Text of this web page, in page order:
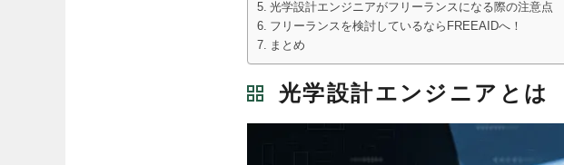
光学設計エンジニアがフリーランスになる際の注意点
フリーランスを検討しているならFREEAIDへ！
まとめ
光学設計エンジニアとは